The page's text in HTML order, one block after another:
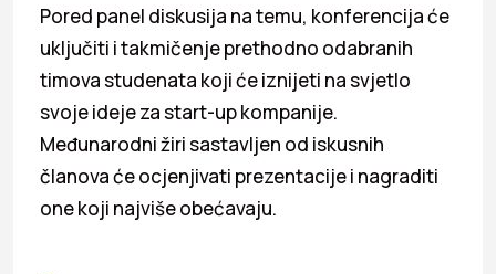
Pored panel diskusija na temu, konferencija će
uključiti i takmičenje prethodno odabranih
timova studenata koji će iznijeti na svjetlo
svoje ideje za start-up kompanije.
Međunarodni žiri sastavljen od iskusnih
članova će ocjenjivati prezentacije i nagraditi
one koji najviše obećavaju.